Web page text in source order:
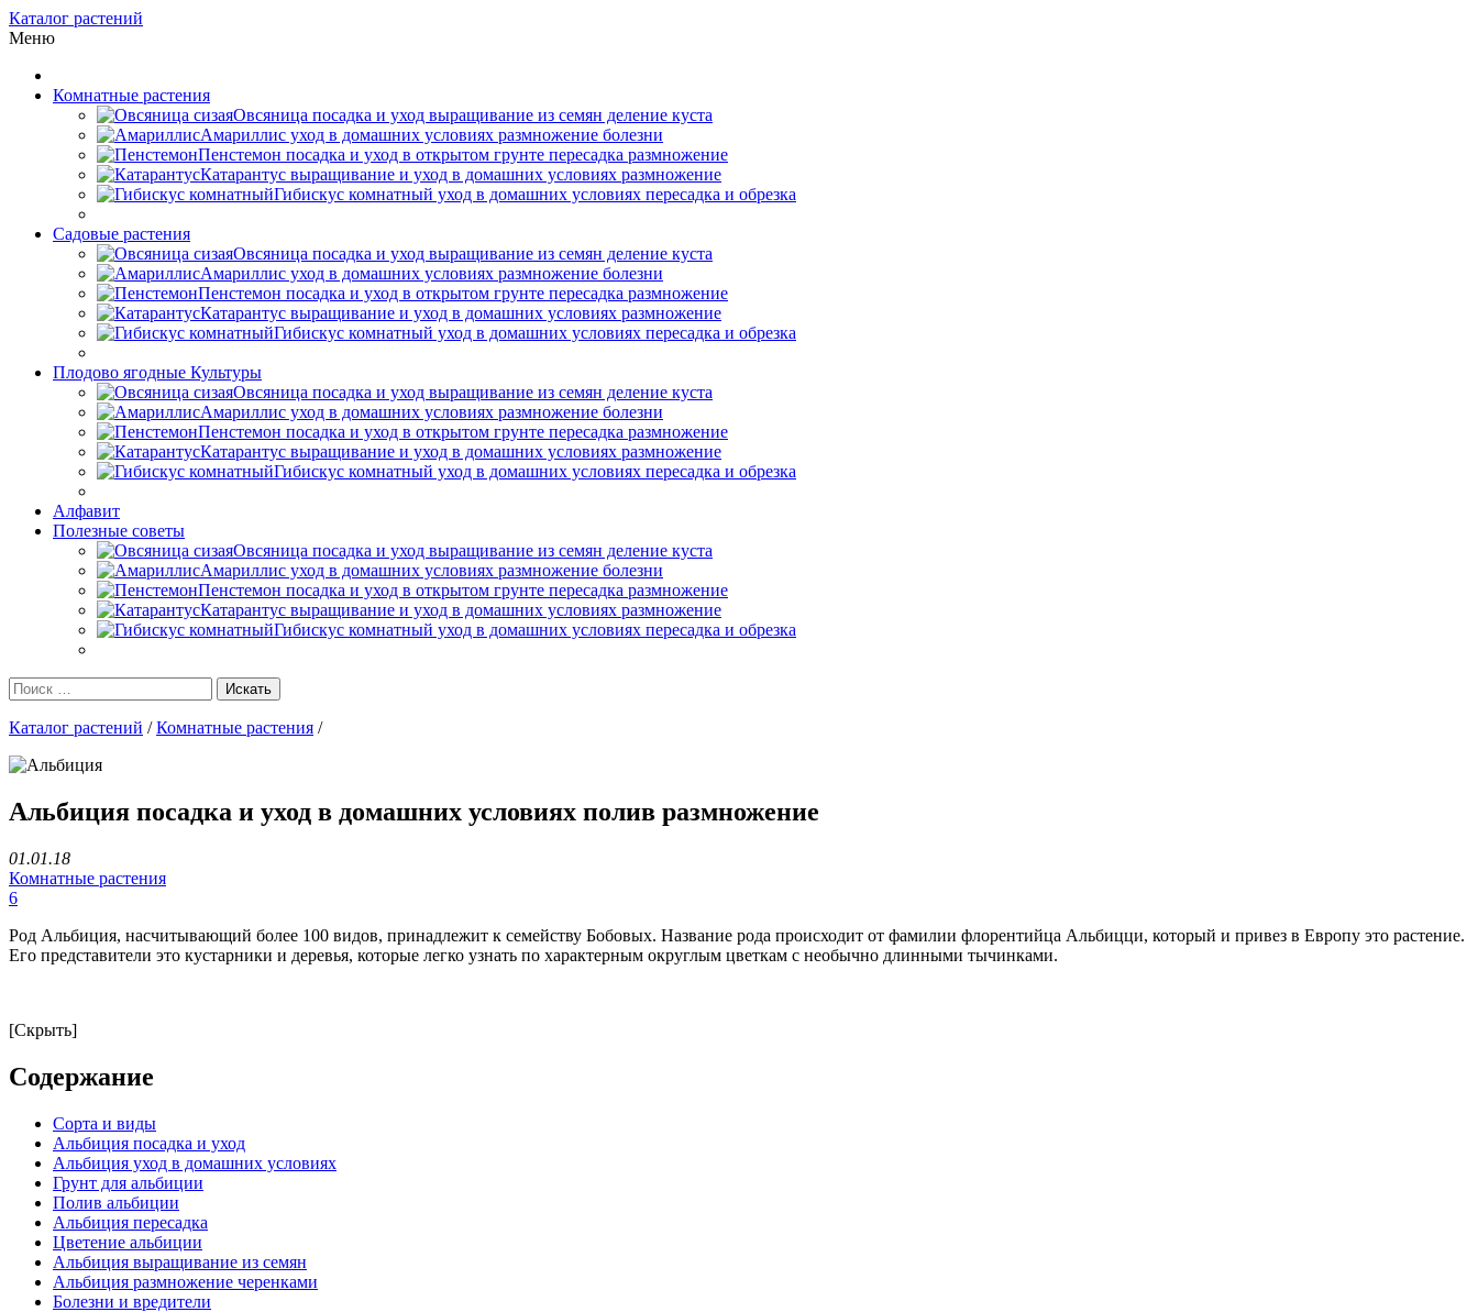
Каталог растений
Меню
Комнатные растения
Овсяница посадка и уход выращивание из семян деление куста
Амариллис уход в домашних условиях размножение болезни
Пенстемон посадка и уход в открытом грунте пересадка размножение
Катарантус выращивание и уход в домашних условиях размножение
Гибискус комнатный уход в домашних условиях пересадка и обрезка
Садовые растения
Овсяница посадка и уход выращивание из семян деление куста
Амариллис уход в домашних условиях размножение болезни
Пенстемон посадка и уход в открытом грунте пересадка размножение
Катарантус выращивание и уход в домашних условиях размножение
Гибискус комнатный уход в домашних условиях пересадка и обрезка
Плодово ягодные Культуры
Овсяница посадка и уход выращивание из семян деление куста
Амариллис уход в домашних условиях размножение болезни
Пенстемон посадка и уход в открытом грунте пересадка размножение
Катарантус выращивание и уход в домашних условиях размножение
Гибискус комнатный уход в домашних условиях пересадка и обрезка
Алфавит
Полезные советы
Овсяница посадка и уход выращивание из семян деление куста
Амариллис уход в домашних условиях размножение болезни
Пенстемон посадка и уход в открытом грунте пересадка размножение
Катарантус выращивание и уход в домашних условиях размножение
Гибискус комнатный уход в домашних условиях пересадка и обрезка
Каталог растений /Комнатные растения /
Альбиция посадка и уход в домашних условиях полив размножение
01.01.18
Комнатные растения
6
Род Альбиция, насчитывающий более 100 видов, принадлежит к семейству Бобовых. Название рода происходит от фамилии флорентийца Альбицци, который и привез в Европу это растение.
Его представители это кустарники и деревья, которые легко узнать по характерным округлым цветкам с необычно длинными тычинками.
[Скрыть]
Содержание
Сорта и виды
Альбиция посадка и уход
Альбиция уход в домашних условиях
Грунт для альбиции
Полив альбиции
Альбиция пересадка
Цветение альбиции
Альбиция выращивание из семян
Альбиция размножение черенками
Болезни и вредители